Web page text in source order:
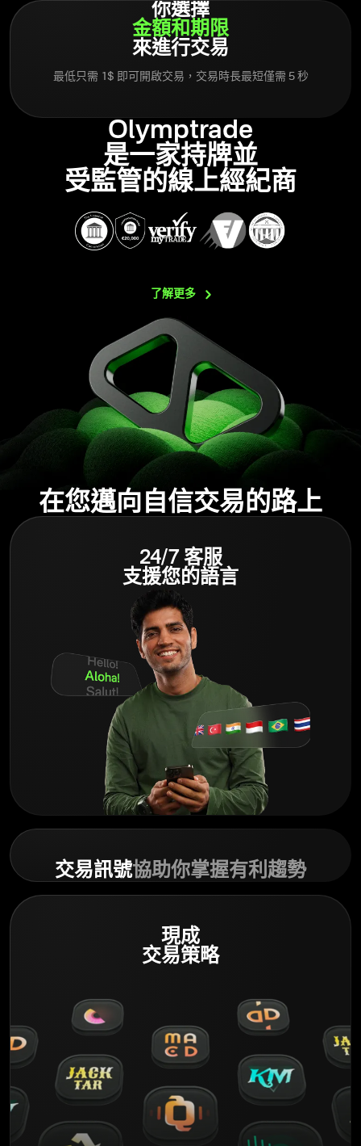
你選擇
金額和期限
來進行交易
最低只需 1$ 即可開啟交易，交易時長最短僅需 5 秒
Olymptrade
是一家持牌並
受監管的線上經紀商
了解更多
在您邁向自信交易的路上
24/7 客服
支援您的語言
交易訊號協助你掌握有利趨勢
現成
交易策略